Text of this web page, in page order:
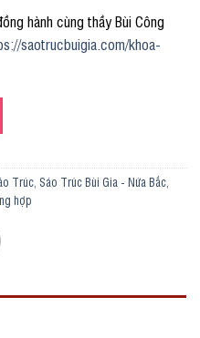
hành cùng thầy Bùi Công
saotrucbuigia.com/khoa-
Trúc Sáo Trúc Bùi Gia - Nứa Bắc
hợp